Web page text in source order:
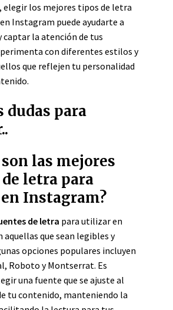
elegir los mejores tipos de letra
Instagram puede ayudarte a
la atención de tus
con diferentes estilos y
que reflejen tu personalidad
dudas para
son las mejores
letra para
Instagram?
de letra para utilizar en
que sean legibles y
opciones populares incluyen
Roboto y Montserrat. Es
una fuente que se ajuste al
tu contenido, manteniendo la